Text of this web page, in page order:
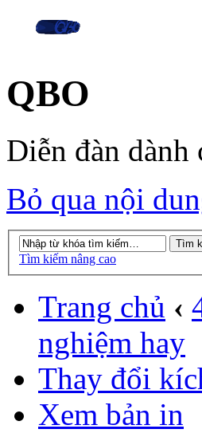
QBO
Diễn đàn
Bỏ qua nội
Tìm kiếm nâng cao
Trang chủ ‹
nghiệm hay
Thay đổi
Xem bản in